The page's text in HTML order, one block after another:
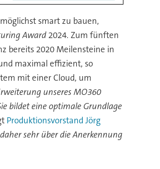
smart zu bauen,
Award 2024. Zum fünften
bereits 2020 Meilensteine in
maximal effizient, so
mit einer Cloud, um
unseres MO360
bildet eine optimale Grundlage
Produktionsvorstand Jörg
sehr über die Anerkennung